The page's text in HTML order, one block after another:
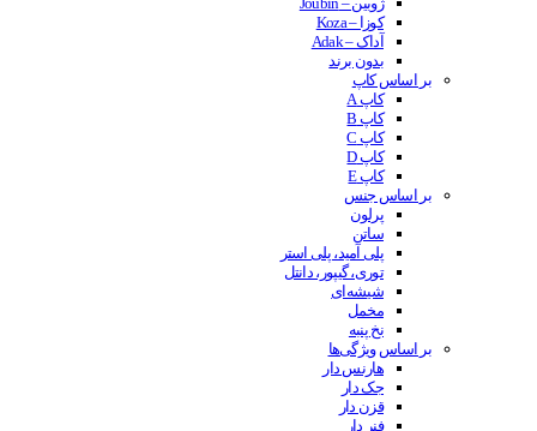
کوزا – Koza
آداک – Adak
بدون برند
بر اساس کاپ
کاپ A
کاپ B
کاپ C
کاپ D
کاپ E
بر اساس جنس
پرلون
ساتن
پلی آمید، پلی استر
توری، گیپور، دانتل
شیشه‌ای
مخمل
نخ پنبه
بر اساس ویژگی‌ها
هارنس دار
جک دار
قزن دار
فنر دار